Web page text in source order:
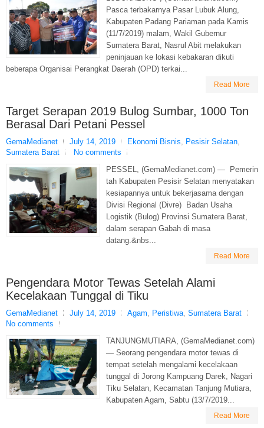
Pasca terbakarnya Pasar Lubuk Alung,
Kabupaten Padang Pariaman pada Kamis
(11/7/2019) malam, Wakil Gubernur
Sumatera Barat, Nasrul Abit melakukan
peninjauan ke lokasi kebakaran dikuti
beberapa Organisai Perangkat Daerah (OPD) terkai...
Read More
Target Serapan 2019 Bulog Sumbar, 1000 Ton
Berasal Dari Petani Pessel
GemaMedianet July 14, 2019 Ekonomi Bisnis, Pesisir Selatan,
Sumatera Barat
No comments
PESSEL, (GemaMedianet.com) — Pemerin
tah Kabupaten Pesisir Selatan menyatakan
kesiapannya untuk bekerjasama dengan
Divisi Regional (Divre) Badan Usaha
Logistik (Bulog) Provinsi Sumatera Barat,
dalam serapan Gabah di masa
datang.&nbs...
Read More
Pengendara Motor Tewas Setelah Alami
Kecelakaan Tunggal di Tiku
GemaMedianet July 14, 2019 Agam, Peristiwa, Sumatera Barat
No comments
TANJUNGMUTIARA, (GemaMedianet.com)
— Seorang pengendara motor tewas di
tempat setelah mengalami kecelakaan
tunggal di Jorong Kampuang Darek, Nagari
Tiku Selatan, Kecamatan Tanjung Mutiara,
Kabupaten Agam, Sabtu (13/7/2019...
Read More